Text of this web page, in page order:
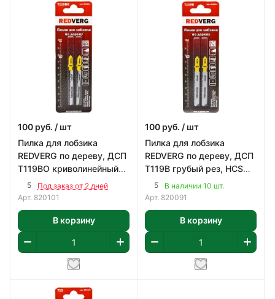
100 руб. / шт
Пилка для лобзика
REDVERG по дереву, ДСП
T119BO криволинейный
рез, HCS (2шт)
5
Под заказ от 2 дней
Арт. 820101
В корзину
100 руб. / шт
Пилка для лобзика
REDVERG по дереву, ДСП
T119B грубый рез, HCS
(2шт)
5
В наличии 10 шт.
Арт. 820091
В корзину